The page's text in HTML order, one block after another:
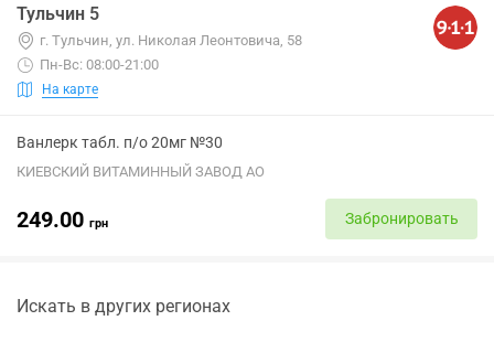
Тульчин 5
г. Тульчин, ул. Николая Леонтовича, 58
Пн-Вс: 08:00-21:00
На карте
Ванлерк табл. п/о 20мг №30
КИЕВСКИЙ ВИТАМИННЫЙ ЗАВОД АО
249.00 грн Забронировать
Искать в других регионах